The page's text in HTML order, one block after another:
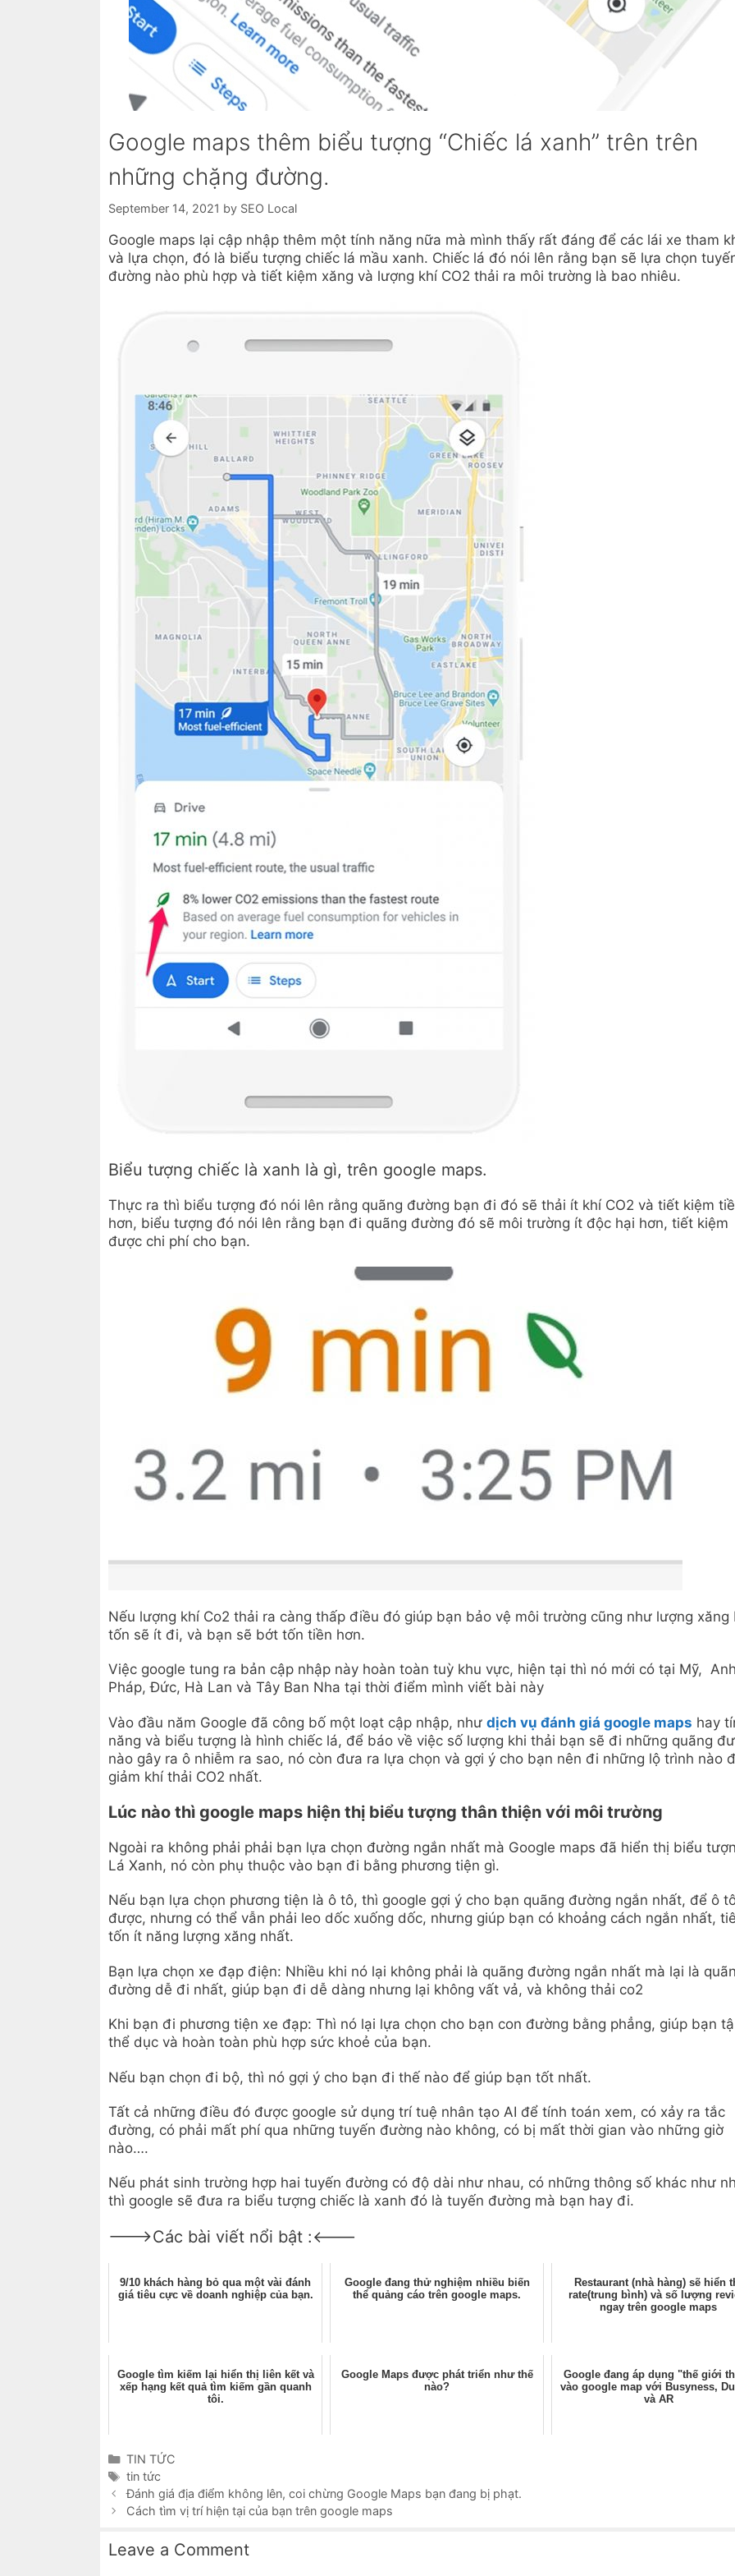
Google maps thêm biểu tượng “Chiếc lá xanh” trên trên
những chặng đường.
September 14, 2021 by SEO Local
Google maps lại cập nhập thêm một tính năng nữa mà mình thấy rất đáng để các lái xe tham
và lựa chọn, đó là biểu tượng chiếc lá mầu xanh. Chiếc lá đó nói lên rằng bạn sẽ lựa chọn
đường nào phù hợp và tiết kiệm xăng và lượng khí CO2 thải ra môi trường là bao nhiêu.
Biểu tượng chiếc là xanh là gì, trên google maps.
Thực ra thì biểu tượng đó nói lên rằng quãng đường bạn đi đó sẽ thải ít khí CO2 và tiết kiệm
hơn, biểu tượng đó nói lên rằng bạn đi quãng đường đó sẽ môi trường ít độc hại hơn, tiết kiệm
được chi phí cho bạn.
Nếu lượng khí Co2 thải ra càng thấp điều đó giúp bạn bảo vệ môi trường cũng như lượng xăng
tốn sẽ ít đi, và bạn sẽ bớt tốn tiền hơn.
Việc google tung ra bản cập nhập này hoàn toàn tuỳ khu vực, hiện tại thì nó mới có tại Mỹ,
Pháp, Đức, Hà Lan và Tây Ban Nha tại thời điểm mình viết bài này
Vào đầu năm Google đã công bố một loạt cập nhập, như dịch vụ đánh giá google maps hay
năng và biểu tượng là hình chiếc lá, để báo về việc số lượng khi thải bạn sẽ đi những quãng
nào gây ra ô nhiễm ra sao, nó còn đưa ra lựa chọn và gợi ý cho bạn nên đi những lộ trình nào
giảm khí thải CO2 nhất.
Lúc nào thì google maps hiện thị biểu tượng thân thiện với môi trường
Ngoài ra không phải phải bạn lựa chọn đường ngắn nhất mà Google maps đã hiển thị biểu
Lá Xanh, nó còn phụ thuộc vào bạn đi bằng phương tiện gì.
Nếu bạn lựa chọn phương tiện là ô tô, thì google gợi ý cho bạn quãng đường ngắn nhất, để ô
được, nhưng có thể vẫn phải leo dốc xuống dốc, nhưng giúp bạn có khoảng cách ngắn nhất,
tốn ít năng lượng xăng nhất.
Bạn lựa chọn xe đạp điện: Nhiều khi nó lại không phải là quãng đường ngắn nhất mà lại là
đường dễ đi nhất, giúp bạn đi dễ dàng nhưng lại không vất vả, và không thải co2
Khi bạn đi phương tiện xe đạp: Thì nó lại lựa chọn cho bạn con đường bằng phẳng, giúp bạn
thể dục và hoàn toàn phù hợp sức khoẻ của bạn.
Nếu bạn chọn đi bộ, thì nó gợi ý cho bạn đi thế nào để giúp bạn tốt nhất.
Tất cả những điều đó được google sử dụng trí tuệ nhân tạo AI để tính toán xem, có xảy ra tắc
đường, có phải mất phí qua những tuyến đường nào không, có bị mất thời gian vào những giờ
nào….
Nếu phát sinh trường hợp hai tuyến đường có độ dài như nhau, có những thông số khác như
thì google sẽ đưa ra biểu tượng chiếc là xanh đó là tuyến đường mà bạn hay đi.
--->Các bài viết nổi bật :<---
9/10 khách hàng bỏ qua một vài đánh
giá tiêu cực về doanh nghiệp của bạn.
Google đang thử nghiệm nhiều biến
thể quảng cáo trên google maps.
Restaurant (nhà hàng) sẽ hiển
rate(trung bình) và số lượng
ngay trên google maps
Google tìm kiếm lại hiển thị liên kết và
xếp hạng kết quả tìm kiếm gần quanh
tôi.
Google Maps được phát triển như thế
nào?
Google đang áp dụng "thế giới
vào google map với Busyness,
và AR
Categories
TIN TỨC
Tags
tin tức
Đánh giá địa điểm không lên, coi chừng Google Maps bạn đang bị phạt.
Cách tìm vị trí hiện tại của bạn trên google maps
Leave a Comment